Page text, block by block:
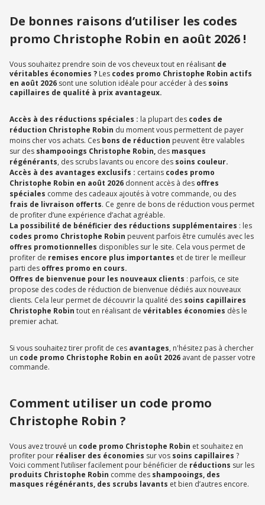
De bonnes raisons d’utiliser les codes
promo Christophe Robin en août 2026 !
Vous souhaitez prendre soin de vos cheveux tout en réalisant de
véritables économies ? Les codes promo Christophe Robin actifs
en août 2026 sont une solution idéale pour accéder à des soins
capillaires de qualité à prix avantageux.
Accès à des réductions spéciales : la plupart des codes de
réduction Christophe Robin du moment vous permettent de payer
moins cher vos achats. Ces bons de réduction peuvent être valables
sur des shampooings Christophe Robin, des masques
régénérants, des scrubs lavants ou encore des soins couleur.
Accès à des avantages exclusifs : certains codes promo
Christophe Robin en août 2026 donnent accès à des offres
spéciales comme des cadeaux ajoutés à votre commande, ou des
frais de livraison offerts. Ce genre de bons de réduction vous permet
de profiter d’une expérience d’achat agréable.
La possibilité de bénéficier des réductions supplémentaires : les
codes promo Christophe Robin peuvent parfois être cumulés avec les
offres promotionnelles disponibles sur le site. Cela vous permet de
profiter de remises encore plus importantes et de tirer le meilleur
parti des offres promo en cours.
Offres de bienvenue pour les nouveaux clients : parfois, ce site
propose des codes de réduction de bienvenue dédiés aux nouveaux
clients. Cela leur permet de découvrir la qualité des soins capillaires
Christophe Robin tout en réalisant de véritables économies dès le
premier achat.
Si vous souhaitez tirer profit de ces avantages, n'hésitez pas à chercher
un code promo Christophe Robin en août 2026 avant de passer votre
commande.
Comment utiliser un code promo
Christophe Robin ?
Vous avez trouvé un code promo Christophe Robin et souhaitez en
profiter pour réaliser des économies sur vos soins capillaires ?
Voici comment l’utiliser facilement pour bénéficier de réductions sur les
produits Christophe Robin comme des shampooings, des
masques régénérants, des scrubs lavants et bien d’autres encore.